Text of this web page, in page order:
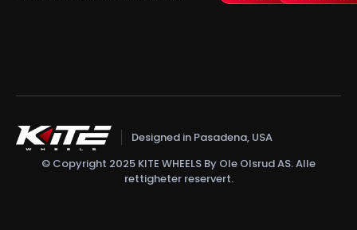
Designed in Pasadena, USA
© Copyright 2025 KITE WHEELS By Ole Olsrud AS. Alle
rettigheter reservert.